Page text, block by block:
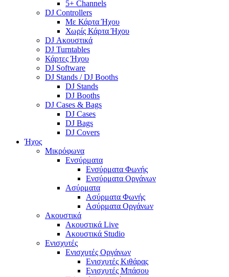
5+ Channels
DJ Controllers
Με Κάρτα Ήχου
Χωρίς Κάρτα Ήχου
DJ Ακουστικά
DJ Turntables
Κάρτες Ήχου
DJ Software
DJ Stands / DJ Booths
DJ Stands
DJ Booths
DJ Cases & Bags
DJ Cases
DJ Bags
DJ Covers
Ήχος
Μικρόφωνα
Ενσύρματα
Ενσύρματα Φωνής
Ενσύρματα Οργάνων
Ασύρματα
Ασύρματα Φωνής
Ασύρματα Οργάνων
Ακουστικά
Ακουστικά Live
Ακουστικά Studio
Ενισχυτές
Ενισχυτές Οργάνων
Ενισχυτές Κιθάρας
Ενισχυτές Μπάσου